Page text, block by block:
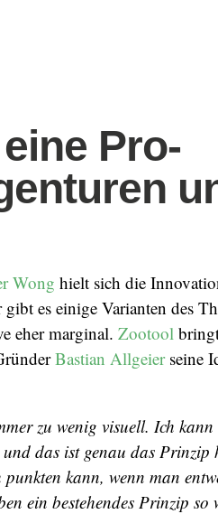
Pro-
Wong hielt sich die
es einige Varianten des
eher marginal. Zootool
Bastian Allgeierseine
zu wenig visuell. Ich
und das ist genau das
kann, wenn man
ein bestehendes Prinzip so